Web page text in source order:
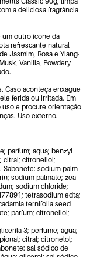
a deliciosa fragrância
um outro ícone da
refrescante natural
Jasmim, Rosa e Ylang-
Vanilla, Powdery
Caso aconteça enxague
ferida ou irritada. Em
uso e procure orientação
Uso externo.
parfum; aqua; benzyl
citral; citronellol;
Sabonete: sodium palm
sodium palmate; zea
sodium chloride;
tetrasodium edta;
ternifolia seed
parfum; citronellol;
3; perfume; água;
citral; citronelol;
sal sódico de